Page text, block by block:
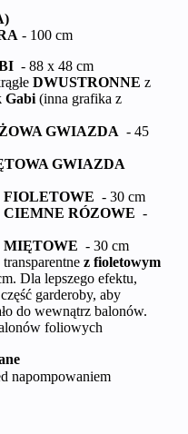
- 100 cm
- 88 x 48 cm
DWUSTRONNE z
Gabi (inna grafika z
GWIAZDA - 45
GWIAZDA
FIOLETOWE - 30 cm
CIEMNE RÓZOWE -
MIĘTOWE - 30 cm
z fioletowym
Dla lepszego efektu,
garderoby, aby
do wewnątrz balonów.
foliowych
napompowaniem